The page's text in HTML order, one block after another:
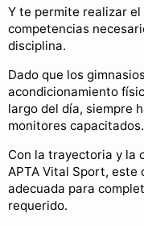
Y te permite realizar
competencias
disciplina.
Dado que los
acondicionamiento
largo del día, siempre
monitores capacitados.
Con la trayectoria y la
APTA Vital Sport, este
adecuada para
requerido.